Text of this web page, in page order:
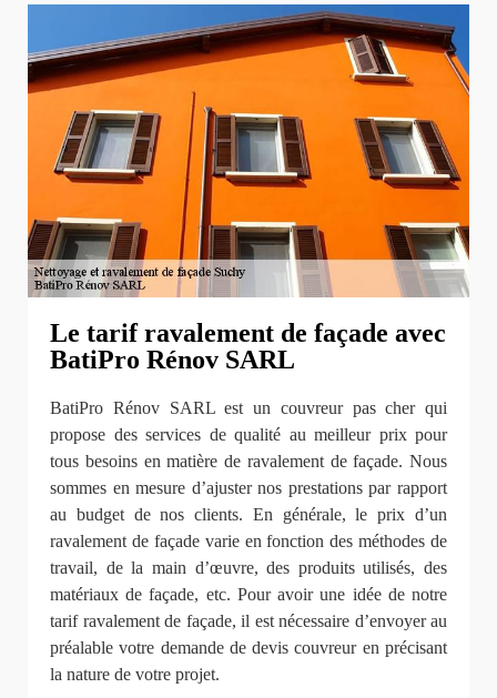
Le tarif ravalement de façade avec
BatiPro Rénov SARL
BatiPro Rénov SARL est un couvreur pas cher qui
propose des services de qualité au meilleur prix pour
tous besoins en matière de ravalement de façade. Nous
sommes en mesure d’ajuster nos prestations par rapport
au budget de nos clients. En générale, le prix d’un
ravalement de façade varie en fonction des méthodes de
travail, de la main d’œuvre, des produits utilisés, des
matériaux de façade, etc. Pour avoir une idée de notre
tarif ravalement de façade, il est nécessaire d’envoyer au
préalable votre demande de devis couvreur en précisant
la nature de votre projet.